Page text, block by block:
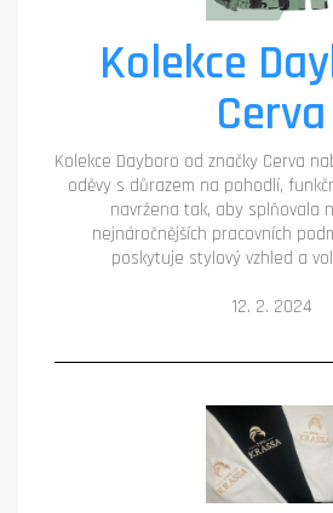
Kolekce
Cerva
Kolekce Dayboro od značky Cerva
oděvy s důrazem na pohodlí,
navržena tak, aby splňovala
nejnáročnějších pracovních
poskytuje stylový vzhled a
12. 2. 2024